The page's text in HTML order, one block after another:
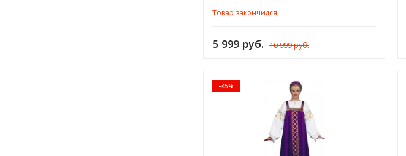
Товар закончился
5 999 руб. 10 999 руб.
-45%